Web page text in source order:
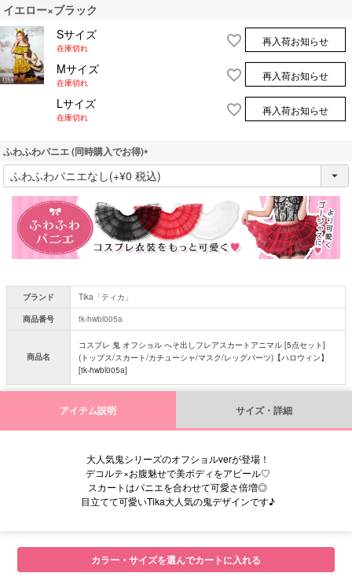
イエロー×ブラック
Sサイズ
在庫切れ
再入荷お知らせ
Mサイズ
在庫切れ
再入荷お知らせ
Lサイズ
在庫切れ
再入荷お知らせ
ふわふわパニエ (同時購入でお得)
(
必
)
ブランド
Tika「ティカ」
商品番号
tk-hwbl005a
商品名
コスプレ 鬼 オフショル へそ出しフレアスカートアニマル [5点セット]
(トップス/スカート/カチューシャ/マスク/レッグパーツ)【ハロウィン】
[tk-hwbl005a]
アイテム説明 サイズ・詳細
大人気鬼シリーズのオフショルverが登場！
デコルテ×お腹魅せで美ボディをアピール♡
スカートはパニエを合わせて可愛さ倍増◎
目立てて可愛いTika大人気の鬼デザインです♪
カラー・サイズを選んでカートに入れる